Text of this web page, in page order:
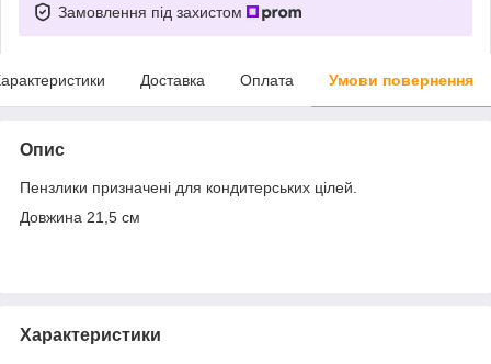
Замовлення під захистом
Доставка Оплата Умови повернення
Опис
Пензлики призначені для кондитерських цілей.
Довжина 21,5 см
Характеристики